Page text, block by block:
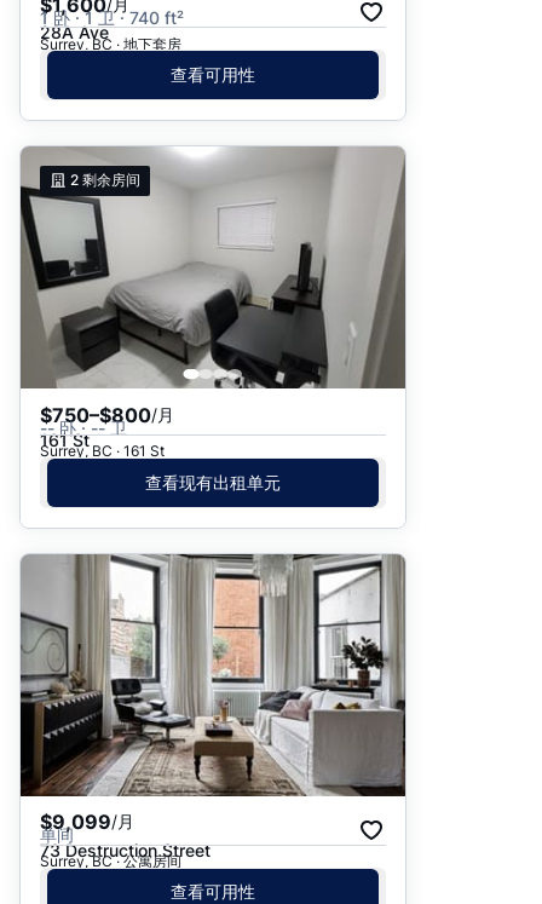
$1,600/月
1 卧 · 1 卫 · 740 ft²
28A Ave
Surrey, BC · 地下套房
查看可用性
2 剩余房间
$750–$800/月
-- 卧 · -- 卫
161 St
Surrey, BC · 161 St
查看现有出租单元
$9,099/月
单间
73 Destruction Street
Surrey, BC · 公寓房间
查看可用性